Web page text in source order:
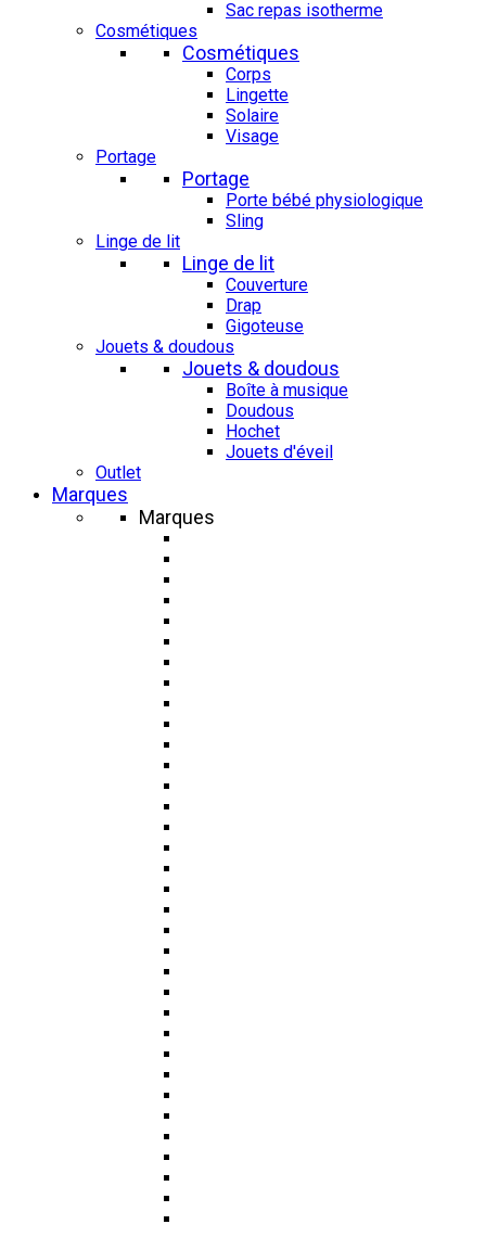
Sac repas isotherme
Cosmétiques
Cosmétiques
Corps
Lingette
Solaire
Visage
Portage
Portage
Porte bébé physiologique
Sling
Linge de lit
Linge de lit
Couverture
Drap
Gigoteuse
Jouets & doudous
Jouets & doudous
Boîte à musique
Doudous
Hochet
Jouets d'éveil
Outlet
Marques
Marques